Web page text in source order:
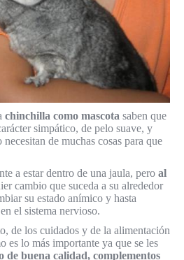
chinchilla como mascota saben que
simpático, de pelo suave, y
de muchas cosas para que
a estar dentro de una jaula, pero al
cambio que suceda a su alrededor
su estado anímico y hasta
el sistema nervioso.
de los cuidados y de la alimentación
es lo más importante ya que se les
de buena calidad, complementos